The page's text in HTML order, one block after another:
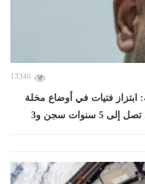
13340
ابتزاز فتيات في أوضاع مخلة
سجن و3